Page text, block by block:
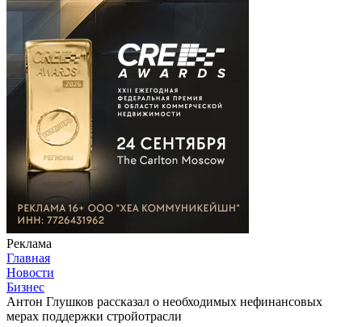
Реклама
Главная
Новости
Бизнес
Антон Глушков рассказал о необходимых нефинансовых
мерах поддержки стройотрасли